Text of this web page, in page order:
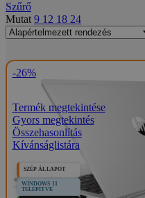
Szűrő
Mutat 9 12 18 24
-26%
Termék megtekintése
Gyors megtekintés
Összehasonlítás
Kívánságlistára
SZÉP ÁLLAPOT
WINDOWS 11
TELEPÍTVE